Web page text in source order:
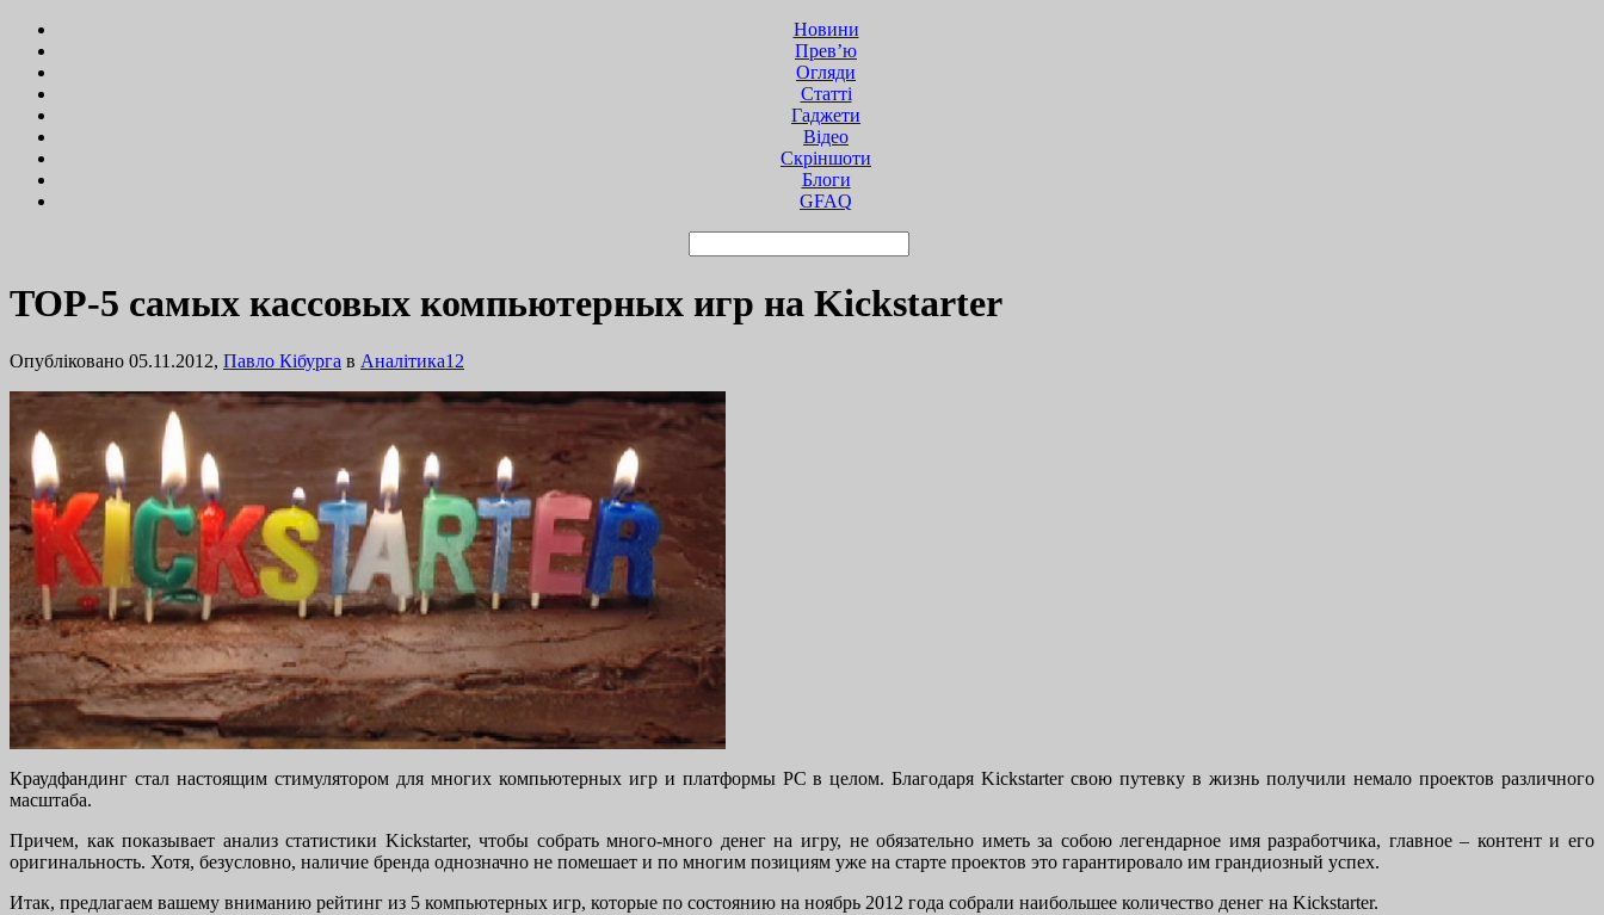
Новини
Прев’ю
Огляди
Статті
Гаджети
Відео
Cкріншоти
Блоги
GFAQ
TOP-5 самых кассовых компьютерных игр на Kickstarter
Опубліковано 05.11.2012, Павло Кібурга в Аналітика12
Краудфандинг стал настоящим стимулятором для многих компьютерных игр и платформы PC в целом. Благодаря Kickstarter свою путевку в жизнь получили немало проектов различного
масштаба.
Причем, как показывает анализ статистики Kickstarter, чтобы собрать много-много денег на игру, не обязательно иметь за собою легендарное имя разработчика, главное – контент и его
оригинальность. Хотя, безусловно, наличие бренда однозначно не помешает и по многим позициям уже на старте проектов это гарантировало им грандиозный успех.
Итак, предлагаем вашему вниманию рейтинг из 5 компьютерных игр, которые по состоянию на ноябрь 2012 года собрали наибольшее количество денег на Kickstarter.